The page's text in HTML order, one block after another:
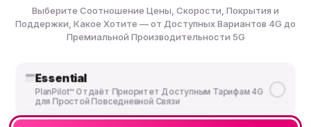
Выберите Соотношение Цены, Скорости, Покрытия и
Поддержки, Какое Хотите — от Доступных Вариантов 4G до
Премиальной Производительности 5G
Essential
PlanPilot™ Отдаёт Приоритет Доступным Тарифам 4G
для Простой Повседневной Связи